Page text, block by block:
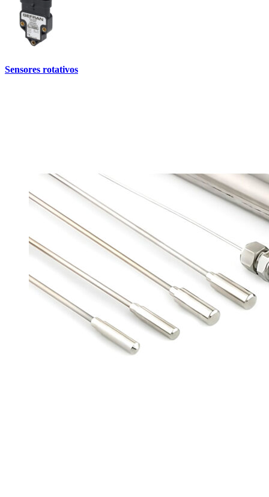
Sensores rotativos